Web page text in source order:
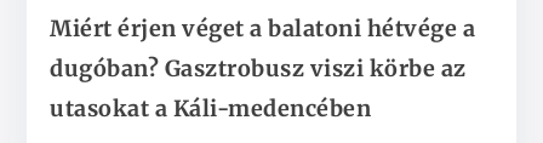
Miért érjen véget a balatoni hétvége a
dugóban? Gasztrobusz viszi körbe az
utasokat a Káli-medencében